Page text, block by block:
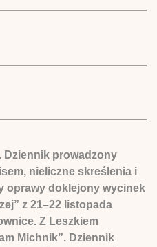
Dziennik prowadzony
nieliczne skreślenia i
oprawy doklejony wycinek
z 21–22 listopada
Z Leszkiem
Michnik”. Dziennik